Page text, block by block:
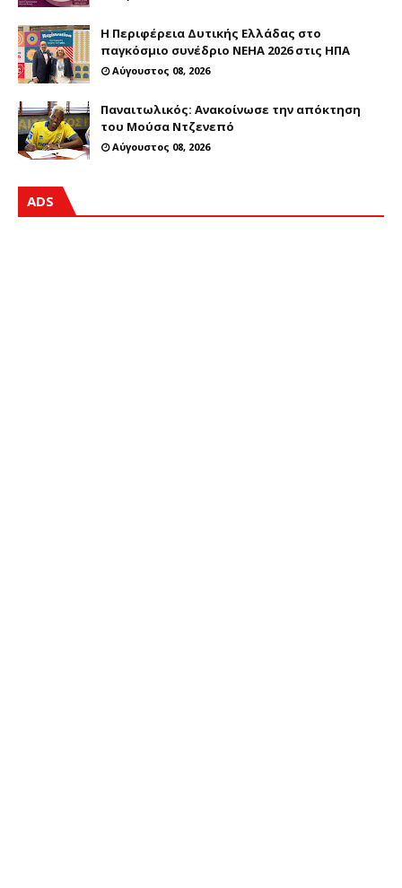
Η Περιφέρεια Δυτικής Ελλάδας στο
παγκόσμιο συνέδριο NEHA 2026 στις ΗΠΑ
Αύγουστος 08, 2026
Παναιτωλικός: Ανακοίνωσε την απόκτηση
του Μούσα Ντζενεπό
Αύγουστος 08, 2026
ADS